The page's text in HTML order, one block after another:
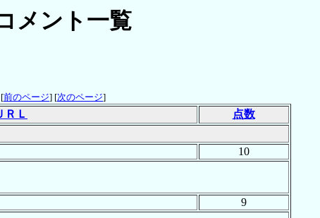
メント一覧
[前のページ] [次のページ]
ＲＬ
点数
10
9